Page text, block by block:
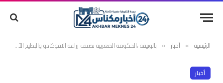
الرئيسية » أخبار » بالوثيقة ،الحكومة المغربية تصنف زراعة الافوكادو والبطيخ الأحمر ضمن الزراعات التي لا تستفيد من دعم الدولة
أخبار